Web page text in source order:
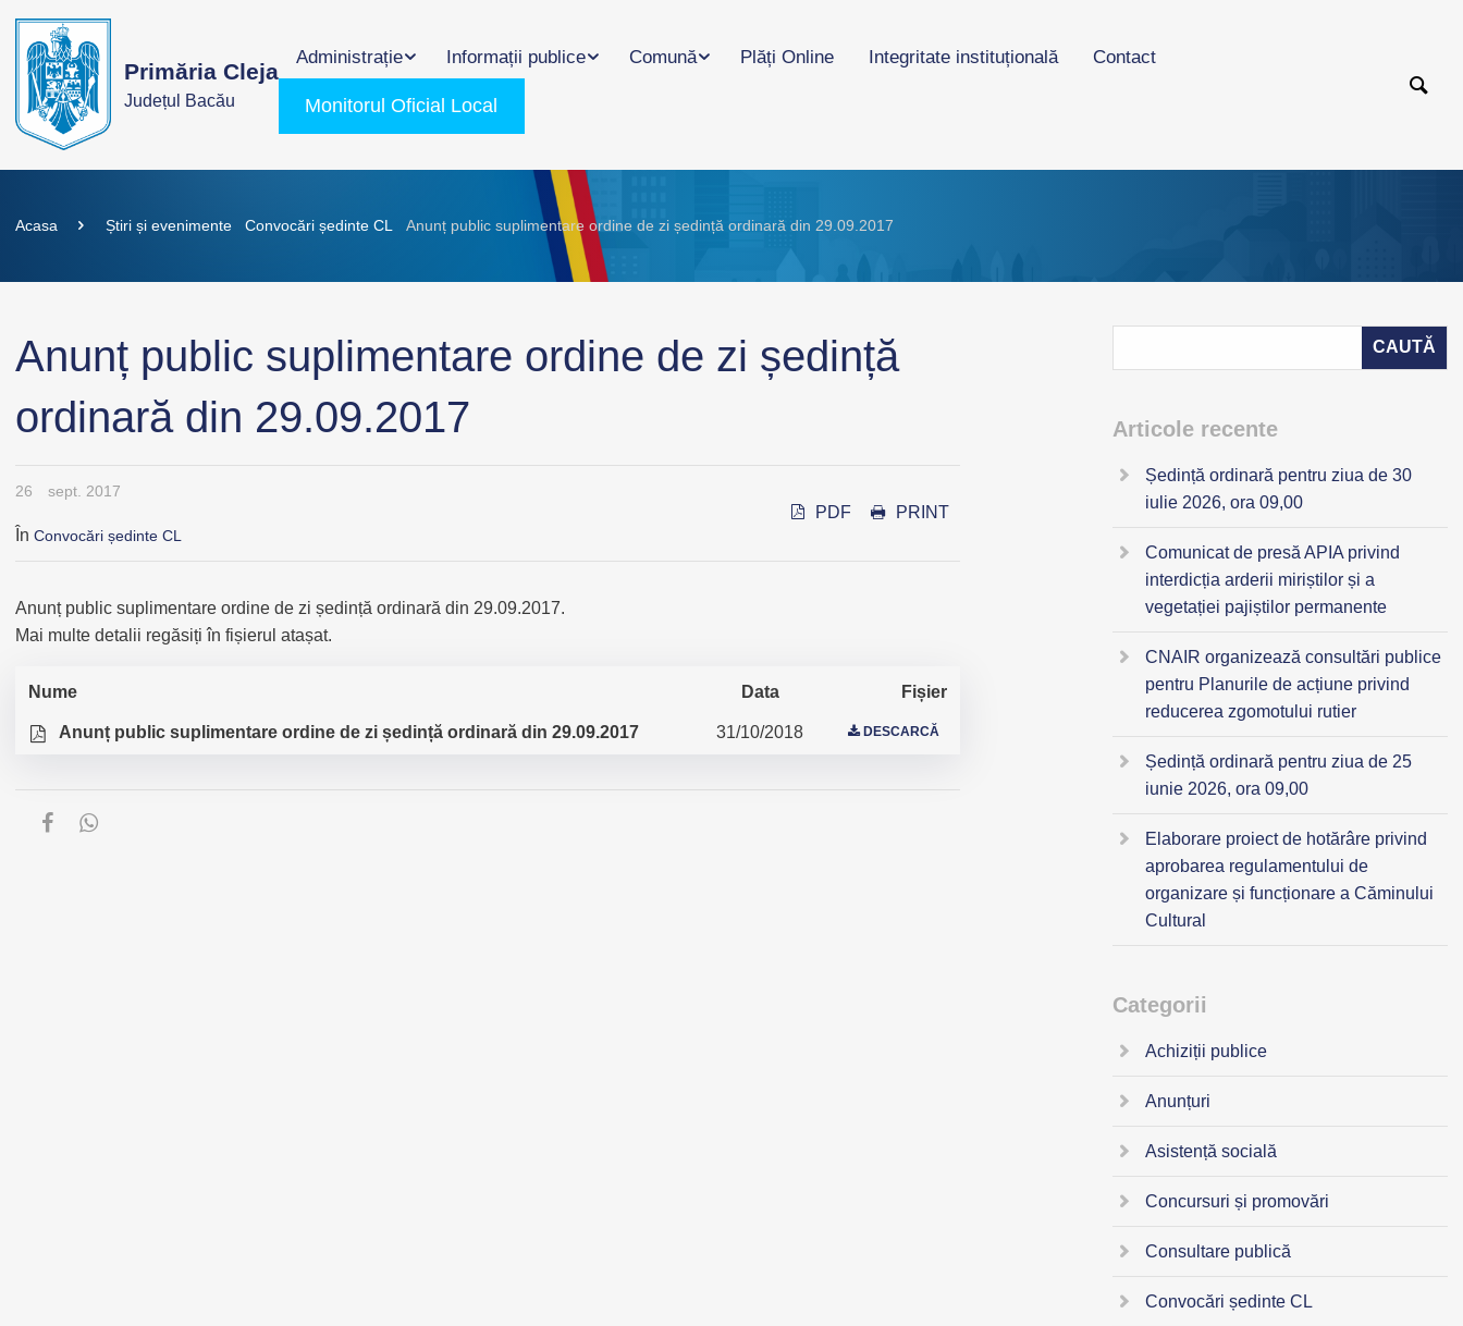
Primăria Cleja
Județul Bacău
Administrație Informații publice Comună Plăți Online Integritate instituțională Contact
Monitorul Oficial Local
Acasa Știri și evenimente Convocări ședinte CL Anunț public suplimentare ordine de zi ședință ordinară din 29.09.2017
Anunț public suplimentare ordine de zi ședință
ordinară din 29.09.2017
26 sept. 2017
În Convocări ședinte CL
PDF PRINT
Anunț public suplimentare ordine de zi ședință ordinară din 29.09.2017.
Mai multe detalii regăsiți în fișierul atașat.
Nume Data Fișier
Anunț public suplimentare ordine de zi ședință ordinară din 29.09.2017 31/10/2018 DESCARCĂ
Articole recente
Ședință ordinară pentru ziua de 30
iulie 2026, ora 09,00
Comunicat de presă APIA privind
interdicția arderii miriștilor și a
vegetației pajiștilor permanente
CNAIR organizează consultări publice
pentru Planurile de acțiune privind
reducerea zgomotului rutier
Ședință ordinară pentru ziua de 25
iunie 2026, ora 09,00
Elaborare proiect de hotărâre privind
aprobarea regulamentului de
organizare și funcționare a Căminului
Cultural
Categorii
Achiziții publice
Anunțuri
Asistență socială
Concursuri și promovări
Consultare publică
Convocări ședinte CL